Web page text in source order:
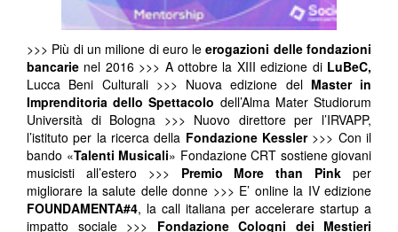
>>> Più di un milione di euro leerogazioni delle fondazioni
bancarie nel 2016 >>> A ottobre la XIII edizione diLuBeC,
Lucca Beni Culturali >>> Nuova edizione del Master in
Imprenditoria dello Spettacolo dell’Alma Mater Studiorum
Università di Bologna >>> Nuovo direttore per l’IRVAPP,
l’istituto per la ricerca della Fondazione Kessler>>> Con il
bando «Talenti Musicali» Fondazione CRT sostiene giovani
musicisti all’estero >>> Premio More than Pink per
migliorare la salute delle donne >>> E’ online la IV edizione
FOUNDAMENTA#4, la call italiana per accelerare startup a
impatto sociale >>> Fondazione Cologni dei Mestieri